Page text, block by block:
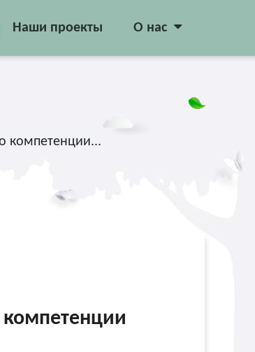
Наши проекты О нас
компетенции...